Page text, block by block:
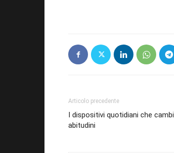
Articolo precedente
I dispositivi quotidiani che
abitudini